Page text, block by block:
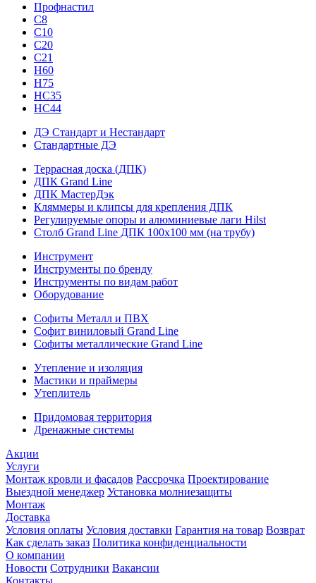
Профнастил
С8
С10
С20
С21
H60
H75
HС35
НС44
ДЭ Стандарт и Нестандарт
Стандартные ДЭ
Террасная доска (ДПК)
ДПК Grand Line
ДПК МастерДэк
Кляммеры и клипсы для крепления ДПК
Регулируемые опоры и алюминиевые лаги Hilst
Столб Grand Line ДПК 100х100 мм (на трубу)
Инструмент
Инструменты по бренду
Инструменты по видам работ
Оборудование
Софиты Металл и ПВХ
Софит виниловый Grand Line
Софиты металлические Grand Line
Утепление и изоляция
Мастики и праймеры
Утеплитель
Придомовая территория
Дренажные системы
Акции
Услуги
Монтаж кровли и фасадов Рассрочка Проектирование
Выездной менеджер Установка молниезащиты
Монтаж
Доставка
Условия оплаты Условия доставки Гарантия на товар Возврат
Как сделать заказ Политика конфиденциальности
О компании
Новости Сотрудники Вакансии
Контакты